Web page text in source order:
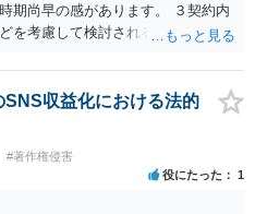
期尚早の感があります。 ３契約内
を考慮して検討されるとよいでし
るのはごく一部です。 ５事案の詳
発生なども確認するとよいでしょ
直接連絡を避けることも方法の一
収益化における法的
#著作権侵害
役にたった 1